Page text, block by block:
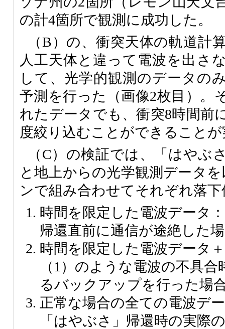
の計4箇所で観測に成功した。
（B）の、衝突天体の軌道計
人工天体と違って電波を出さ
して、光学的観測のデータの
予測を行った（画像2枚目）。
れたデータでも、衝突8時間前
度絞り込むことができること
（C）の検証では、「はやぶ
と地上からの光学観測データ
ンで組み合わせてそれぞれ落
時間を限定した電波データ：
帰還直前に通信が途絶した
時間を限定した電波データ
（1）のような電波の不具
るバックアップを行った場
正常な場合の全ての電波デ
「はやぶさ」帰還時の実際